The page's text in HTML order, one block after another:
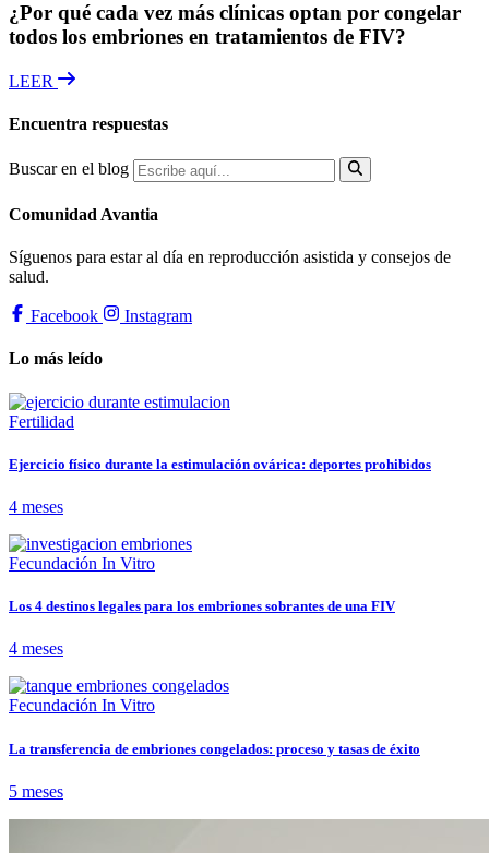
¿Por qué cada vez más clínicas optan por congelar
todos los embriones en tratamientos de FIV?
LEER
Encuentra respuestas
Buscar en el blog
Comunidad Avantia
Síguenos para estar al día en reproducción asistida y consejos de
salud.
Facebook Instagram
Lo más leído
Fertilidad
Ejercicio físico durante la estimulación ovárica: deportes prohibidos
4 meses
Fecundación In Vitro
Los 4 destinos legales para los embriones sobrantes de una FIV
4 meses
Fecundación In Vitro
La transferencia de embriones congelados: proceso y tasas de éxito
5 meses